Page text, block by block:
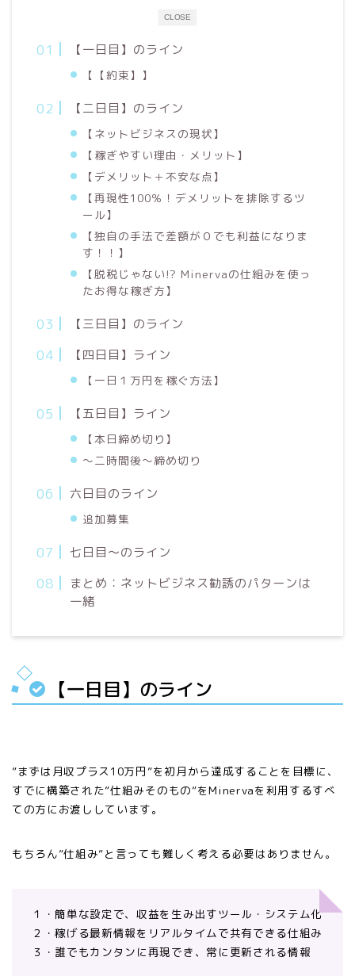
CLOSE
【一日目】のライン
【【約束】】
【二日目】のライン
【ネットビジネスの現状】
【稼ぎやすい理由・メリット】
【デメリット＋不安な点】
【再現性100％！デメリットを排除するツ
ール】
【独自の手法で差額が０でも利益になりま
す！！】
【脱税じゃない!? Minervaの仕組みを使っ
たお得な稼ぎ方】
【三日目】のライン
【四日目】ライン
【一日１万円を稼ぐ方法】
【五日目】ライン
【本日締め切り】
〜二時間後〜締め切り
六日目のライン
追加募集
七日目〜のライン
まとめ：ネットビジネス勧誘のパターンは
一緒
【一日目】のライン
”まずは月収プラス10万円”を初月から達成することを目標に、
すでに構築された”仕組みそのもの”をMinervaを利用するすべ
ての方にお渡ししています。
もちろん”仕組み”と言っても難しく考える必要はありません。
１・簡単な設定で、収益を生み出すツール・システム化
２・稼げる最新情報をリアルタイムで共有できる仕組み
３・誰でもカンタンに再現でき、常に更新される情報